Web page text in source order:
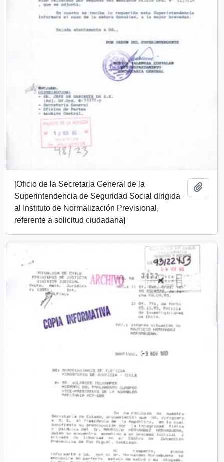
[Oficio de la Secretaria General de la
Superintendencia de Seguridad Social dirigida
al Instituto de Normalización Previsional,
referente a solicitud ciudadana]